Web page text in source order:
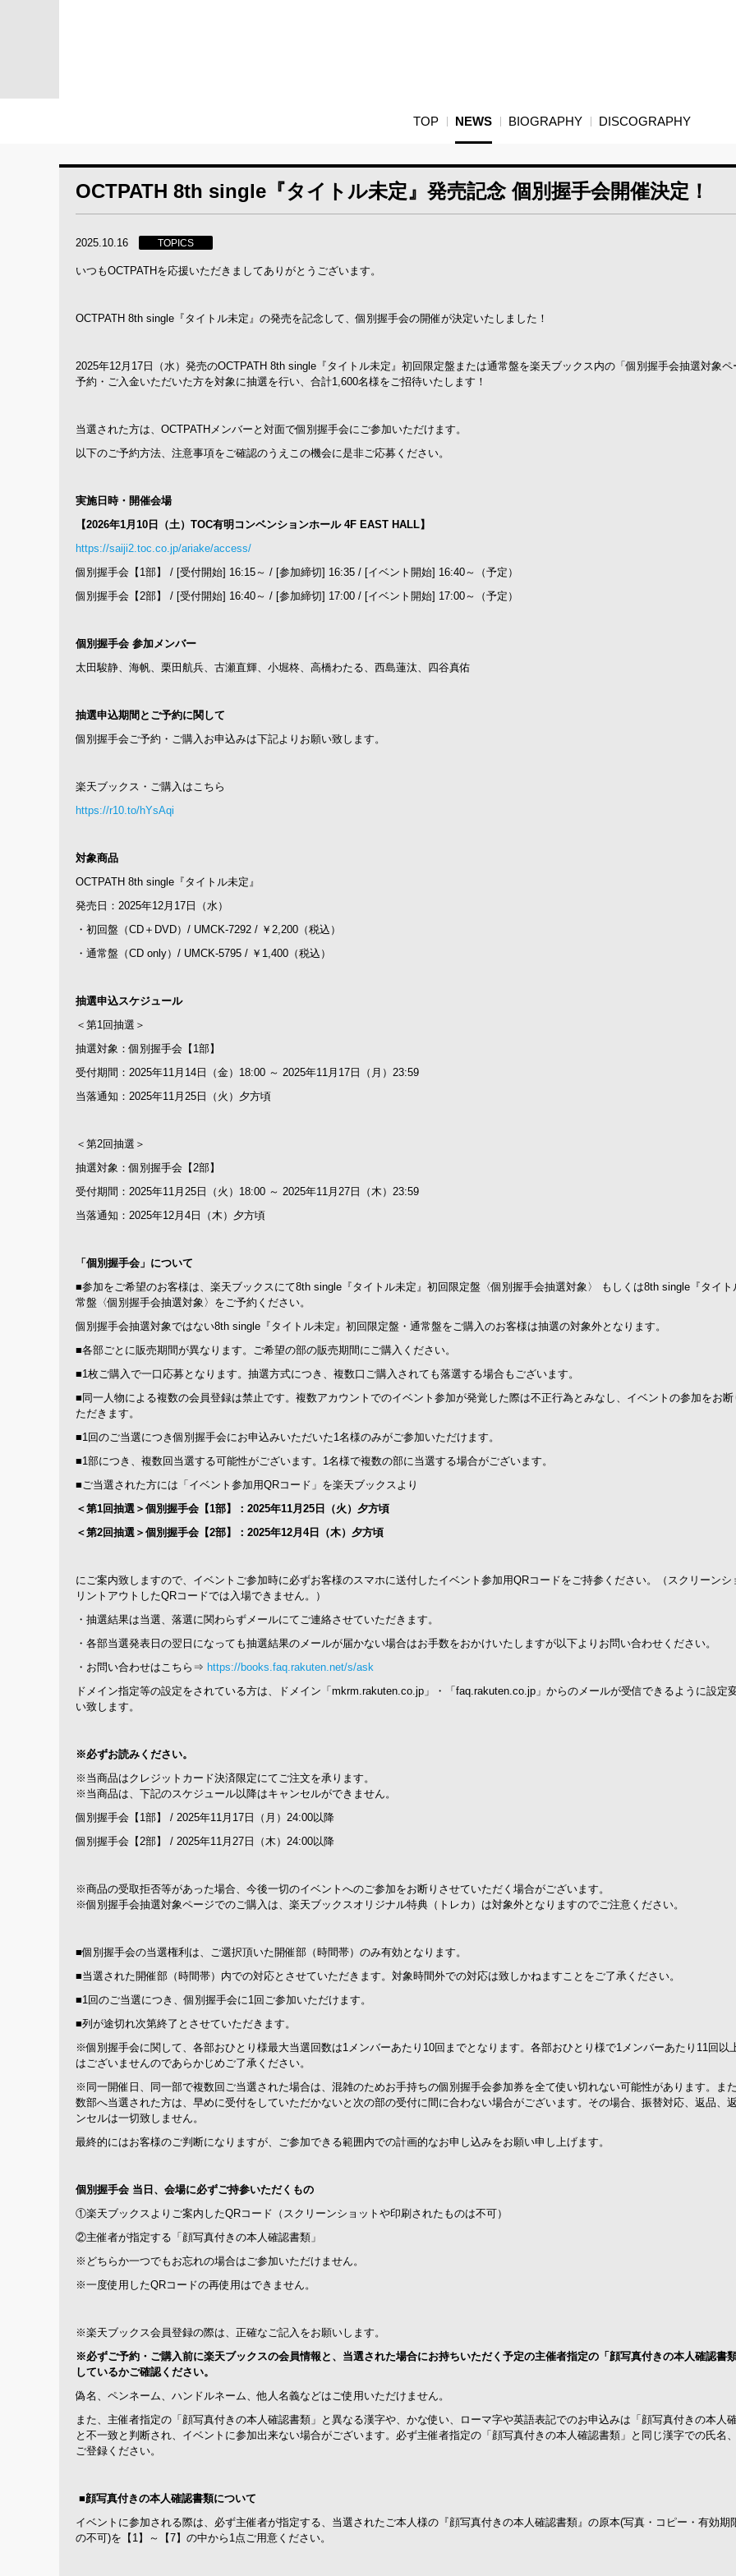
TOP NEWS BIOGRAPHY DISCOGRAPHY
OCTPATH 8th single『タイトル未定』発売記念 個別握手会開催決定！
2025.10.16 TOPICS
いつもOCTPATHを応援いただきましてありがとうございます。
OCTPATH 8th single『タイトル未定』の発売を記念して、個別握手会の開催が決定いたしました！
2025年12月17日（水）発売のOCTPATH 8th single『タイトル未定』初回限定盤または通常盤を楽天ブックス内の「個別握手会抽選対象ペ
予約・ご入金いただいた方を対象に抽選を行い、合計1,600名様をご招待いたします！
当選された方は、OCTPATHメンバーと対面で個別握手会にご参加いただけます。
以下のご予約方法、注意事項をご確認のうえこの機会に是非ご応募ください。
実施日時・開催会場
【2026年1月10日（土）TOC有明コンベンションホール 4F EAST HALL】
https://saiji2.toc.co.jp/ariake/access/
個別握手会【1部】 / [受付開始] 16:15～ / [参加締切] 16:35 / [イベント開始] 16:40～（予定）
個別握手会【2部】 / [受付開始] 16:40～ / [参加締切] 17:00 / [イベント開始] 17:00～（予定）
個別握手会 参加メンバー
太田駿静、海帆、栗田航兵、古瀬直輝、小堀柊、高橋わたる、西島蓮汰、四谷真佑
抽選申込期間とご予約に関して
個別握手会ご予約・ご購入お申込みは下記よりお願い致します。
楽天ブックス・ご購入はこちら
https://r10.to/hYsAqi
対象商品
OCTPATH 8th single『タイトル未定』
発売日：2025年12月17日（水）
・初回盤（CD＋DVD）/ UMCK-7292 / ￥2,200（税込）
・通常盤（CD only）/ UMCK-5795 / ￥1,400（税込）
抽選申込スケジュール
＜第1回抽選＞
抽選対象：個別握手会【1部】
受付期間：2025年11月14日（金）18:00 ～ 2025年11月17日（月）23:59
当落通知：2025年11月25日（火）夕方頃
＜第2回抽選＞
抽選対象：個別握手会【2部】
受付期間：2025年11月25日（火）18:00 ～ 2025年11月27日（木）23:59
当落通知：2025年12月4日（木）夕方頃
「個別握手会」について
■参加をご希望のお客様は、楽天ブックスにて8th single『タイトル未定』初回限定盤〈個別握手会抽選対象〉 もしくは8th single『タイト
常盤〈個別握手会抽選対象〉をご予約ください。
個別握手会抽選対象ではない8th single『タイトル未定』初回限定盤・通常盤をご購入のお客様は抽選の対象外となります。
■各部ごとに販売期間が異なります。ご希望の部の販売期間にご購入ください。
■1枚ご購入で一口応募となります。抽選方式につき、複数口ご購入されても落選する場合もございます。
■同一人物による複数の会員登録は禁止です。複数アカウントでのイベント参加が発覚した際は不正行為とみなし、イベントの参加をお
ただきます。
■1回のご当選につき個別握手会にお申込みいただいた1名様のみがご参加いただけます。
■1部につき、複数回当選する可能性がございます。1名様で複数の部に当選する場合がございます。
■ご当選された方には「イベント参加用QRコード」を楽天ブックスより
＜第1回抽選＞個別握手会【1部】：2025年11月25日（火）夕方頃
＜第2回抽選＞個別握手会【2部】：2025年12月4日（木）夕方頃
にご案内致しますので、イベントご参加時に必ずお客様のスマホに送付したイベント参加用QRコードをご持参ください。（スクリーンシ
リントアウトしたQRコードでは入場できません。）
・抽選結果は当選、落選に関わらずメールにてご連絡させていただきます。
・各部当選発表日の翌日になっても抽選結果のメールが届かない場合はお手数をおかけいたしますが以下よりお問い合わせください。
・お問い合わせはこちら⇒ https://books.faq.rakuten.net/s/ask
ドメイン指定等の設定をされている方は、ドメイン「mkrm.rakuten.co.jp」・「faq.rakuten.co.jp」からのメールが受信できるように設定
い致します。
※必ずお読みください。
※当商品はクレジットカード決済限定にてご注文を承ります。
※当商品は、下記のスケジュール以降はキャンセルができません。
個別握手会【1部】 / 2025年11月17日（月）24:00以降
個別握手会【2部】 / 2025年11月27日（木）24:00以降
※商品の受取拒否等があった場合、今後一切のイベントへのご参加をお断りさせていただく場合がございます。
※個別握手会抽選対象ページでのご購入は、楽天ブックスオリジナル特典（トレカ）は対象外となりますのでご注意ください。
■個別握手会の当選権利は、ご選択頂いた開催部（時間帯）のみ有効となります。
■当選された開催部（時間帯）内での対応とさせていただきます。対象時間外での対応は致しかねますことをご了承ください。
■1回のご当選につき、個別握手会に1回ご参加いただけます。
■列が途切れ次第終了とさせていただきます。
※個別握手会に関して、各部おひとり様最大当選回数は1メンバーあたり10回までとなります。各部おひとり様で1メンバーあたり11回以
はございませんのであらかじめご了承ください。
※同一開催日、同一部で複数回ご当選された場合は、混雑のためお手持ちの個別握手会参加券を全て使い切れない可能性があります。ま
数部へ当選された方は、早めに受付をしていただかないと次の部の受付に間に合わない場合がございます。その場合、振替対応、返品、
ンセルは一切致しません。
最終的にはお客様のご判断になりますが、ご参加できる範囲内での計画的なお申し込みをお願い申し上げます。
個別握手会 当日、会場に必ずご持参いただくもの
①楽天ブックスよりご案内したQRコード（スクリーンショットや印刷されたものは不可）
②主催者が指定する「顔写真付きの本人確認書類」
※どちらか一つでもお忘れの場合はご参加いただけません。
※一度使用したQRコードの再使用はできません。
※楽天ブックス会員登録の際は、正確なご記入をお願いします。
※必ずご予約・ご購入前に楽天ブックスの会員情報と、当選された場合にお持ちいただく予定の主催者指定の「顔写真付きの本人確認書
しているかご確認ください。
偽名、ペンネーム、ハンドルネーム、他人名義などはご使用いただけません。
また、主催者指定の「顔写真付きの本人確認書類」と異なる漢字や、かな使い、ローマ字や英語表記でのお申込みは「顔写真付きの本人確
と不一致と判断され、イベントに参加出来ない場合がございます。必ず主催者指定の「顔写真付きの本人確認書類」と同じ漢字での氏名
ご登録ください。
■顔写真付きの本人確認書類について
イベントに参加される際は、必ず主催者が指定する、当選されたご本人様の『顔写真付きの本人確認書類』の原本(写真・コピー・有効期
の不可)を【1】～【7】の中から1点ご用意ください。